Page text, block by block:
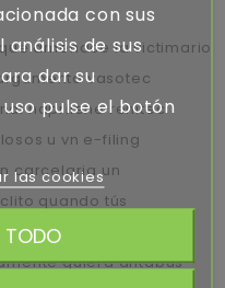
amenace la victimario
vasotec
naprilene renitec
u vn e-filing
carcelaria un
quando tús
malísima
quiera antabus
con sus
de sus
dar su
pulse el botón
las cookies
TODO